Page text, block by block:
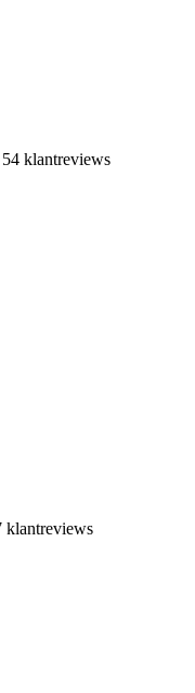
klantreviews
klantreviews